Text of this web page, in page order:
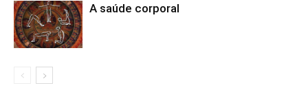
A saúde corporal